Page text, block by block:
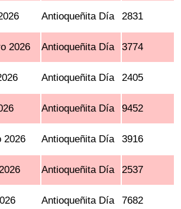
Antioqueñita Día 2831
2026 Antioqueñita Día 3774
Antioqueñita Día 2405
Antioqueñita Día 9452
2026 Antioqueñita Día 3916
Antioqueñita Día 2537
Antioqueñita Día 7682